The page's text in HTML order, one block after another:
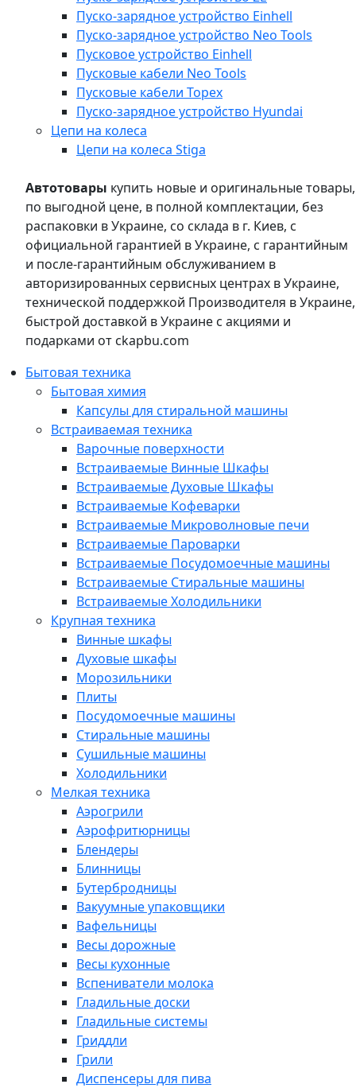
Пуско-зарядное устройство Einhell
Пуско-зарядное устройство Neo Tools
Пусковое устройство Einhell
Пусковые кабели Neo Tools
Пусковые кабели Topex
Пуско-зарядное устройство Hyundai
Цепи на колеса
Цепи на колеса Stiga
Автотовары купить новые и оригинальные товары,
по выгодной цене, в полной комплектации, без
распаковки в Украине, со склада в г. Киев, с
официальной гарантией в Украине, с гарантийным
и после-гарантийным обслуживанием в
авторизированных сервисных центрах в Украине,
технической поддержкой Производителя в Украине,
быстрой доставкой в Украине с акциями и
подарками от ckapbu.com
Бытовая техника
Бытовая химия
Капсулы для стиральной машины
Встраиваемая техника
Варочные поверхности
Встраиваемые Винные Шкафы
Встраиваемые Духовые Шкафы
Встраиваемые Кофеварки
Встраиваемые Микроволновые печи
Встраиваемые Пароварки
Встраиваемые Посудомоечные машины
Встраиваемые Стиральные машины
Встраиваемые Холодильники
Крупная техника
Винные шкафы
Духовые шкафы
Морозильники
Плиты
Посудомоечные машины
Стиральные машины
Сушильные машины
Холодильники
Мелкая техника
Аэрогрили
Аэрофритюрницы
Блендеры
Блинницы
Бутербродницы
Вакуумные упаковщики
Вафельницы
Весы дорожные
Весы кухонные
Вспениватели молока
Гладильные доски
Гладильные системы
Гриддли
Грили
Диспенсеры для пива